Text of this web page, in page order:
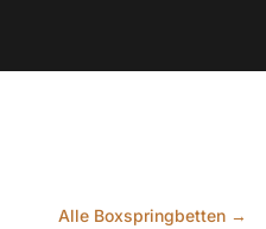
Alle Boxspringbetten →